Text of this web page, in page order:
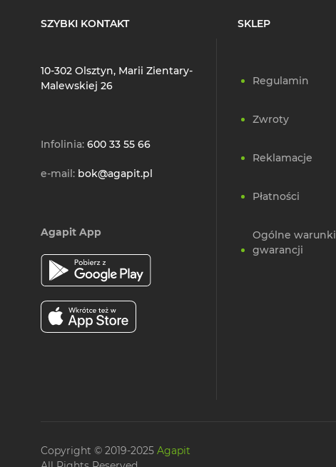
SZYBKI KONTAKT
10-302 Olsztyn, Marii Zientary-
Malewskiej 26
Infolinia: 600 33 55 66
e-mail: bok@agapit.pl
Agapit App
SKLEP
Regulamin
Zwroty
Reklamacje
Płatności
Ogólne warunki
gwarancji
Copyright © 2019-2025 Agapit